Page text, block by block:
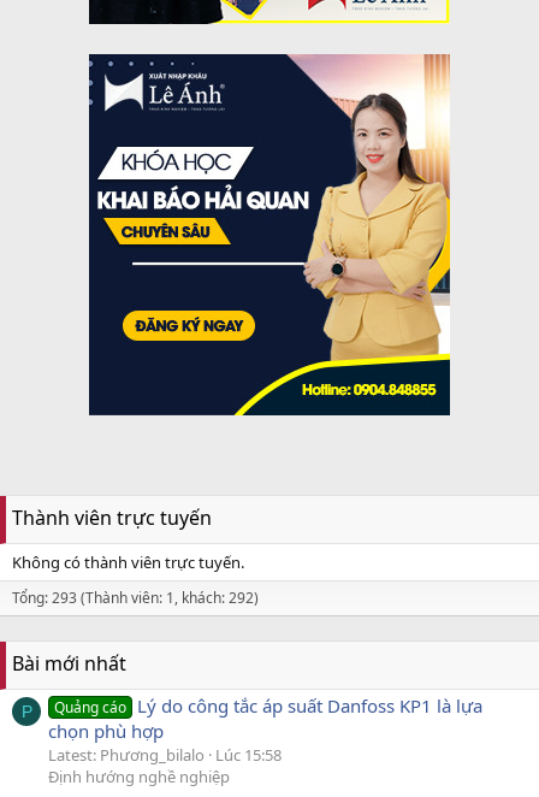
Thành viên trực tuyến
Không có thành viên trực tuyến.
Tổng: 293 (Thành viên: 1, khách: 292)
Bài mới nhất
P Quảng cáo Lý do công tắc áp suất Danfoss KP1 là lựa
chọn phù hợp
Latest: Phương_bilalo
Lúc 15:58
Định hướng nghề nghiệp